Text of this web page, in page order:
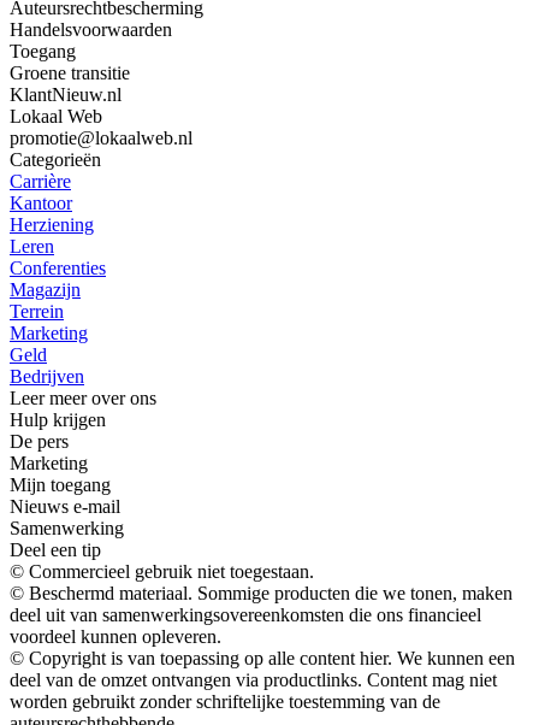
Auteursrechtbescherming
Handelsvoorwaarden
Toegang
Groene transitie
KlantNieuw.nl
Lokaal Web
promotie@lokaalweb.nl
Categorieën
Carrière
Kantoor
Herziening
Leren
Conferenties
Magazijn
Terrein
Marketing
Geld
Bedrijven
Leer meer over ons
Hulp krijgen
De pers
Marketing
Mijn toegang
Nieuws e-mail
Samenwerking
Deel een tip
© Commercieel gebruik niet toegestaan.
© Beschermd materiaal. Sommige producten die we tonen, maken
deel uit van samenwerkingsovereenkomsten die ons financieel
voordeel kunnen opleveren.
© Copyright is van toepassing op alle content hier. We kunnen een
deel van de omzet ontvangen via productlinks. Content mag niet
worden gebruikt zonder schriftelijke toestemming van de